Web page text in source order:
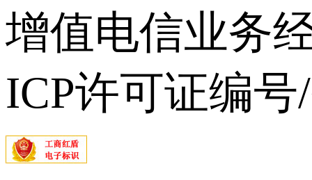
增值电信业务
ICP许可证编号